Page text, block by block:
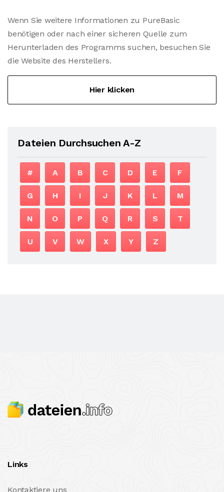
Wenn Sie weitere Informationen zu PureBasic
benötigen oder nach einer sicheren Quelle zum
Herunterladen des Programms suchen, besuchen Sie
die Website des Herstellers.
Hier klicken
Dateien Durchsuchen A-Z
# A B C D E F
G H I J K L M
N O P Q R S T
U V W X Y Z
Links
Kontaktiere uns